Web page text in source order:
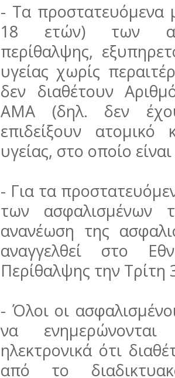
- Τα προστατευόμενα
18 ετών) των
περίθαλψης,
υγείας χωρίς
δεν διαθέτουν
ΑΜΑ (δηλ. δεν
επιδείξουν ατομικό
υγείας, στο οποίο
- Για τα
των
ανανέωση της
αναγγελθεί στο
Περίθαλψης την
- Όλοι οι
να
ηλεκτρονικά ότι
από το